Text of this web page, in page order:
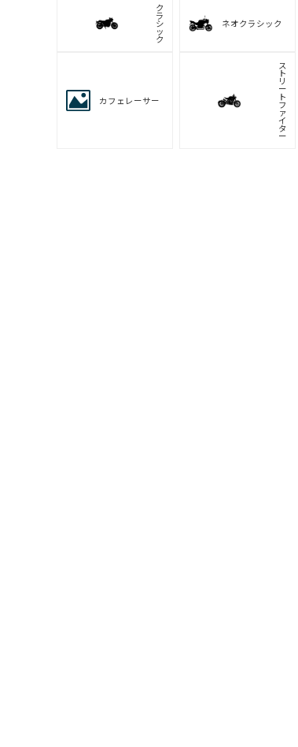
ク
ラ
シ
ッ
ク
ネオクラシック
カフェレーサー
ス
ト
リ
ー
ト
フ
ァ
イ
タ
ー